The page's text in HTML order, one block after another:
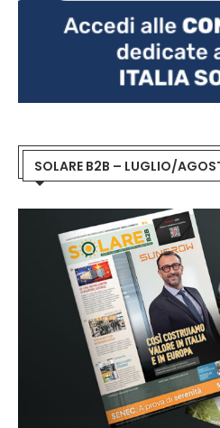
SOLARE B2B – LUGLIO/